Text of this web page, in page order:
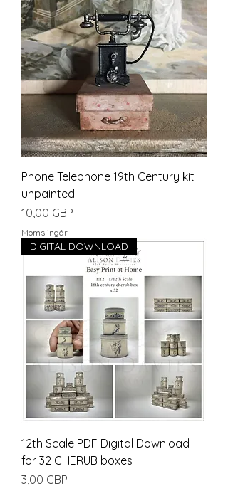
Phone Telephone 19th Century kit
unpainted
Pris
10,00 GBP
Moms ingår
DIGITAL DOWNLOAD
12th Scale PDF Digital Download
for 32 CHERUB boxes
Pris
3,00 GBP